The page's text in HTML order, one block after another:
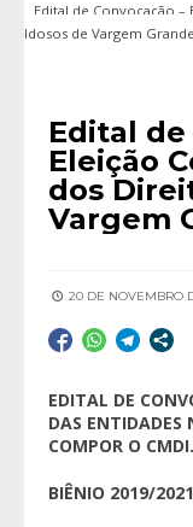
Edital de Convocação
Idosos de Vargem
Edital de
Eleição
dos
Vargem
20 DE NOVEMBRO
EDITAL DE
DAS ENTIDADES
COMPOR O CMDI.
BIÊNIO 2019/2021